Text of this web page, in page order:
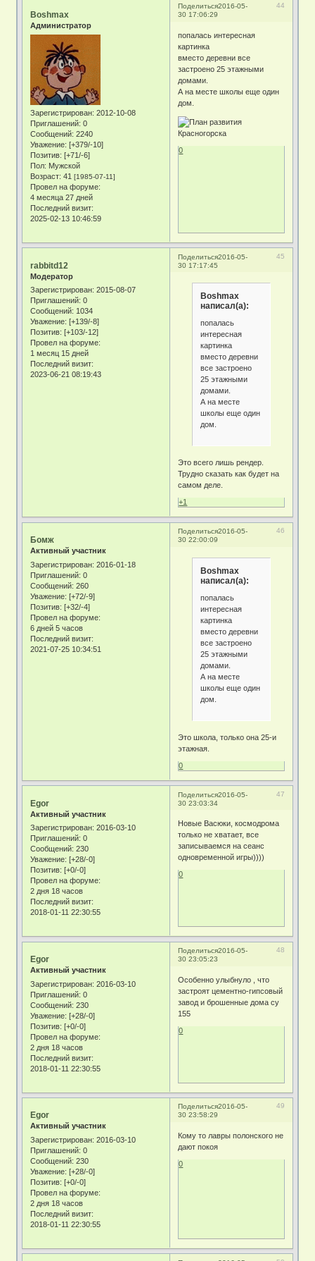
Поделиться 44
2016-05-
30 17:06:29
Boshmax
Администратор
Зарегистрирован: 2012-10-08
Приглашений: 0
Сообщений: 2240
Уважение: [+379/-10]
Позитив: [+71/-6]
Пол: Мужской
Возраст: 41[1985-07-11]
Провел на форуме:
4 месяца 27 дней
Последний визит:
2025-02-13 10:46:59
попалась интересная
картинка
вместо деревни все
застроено 25 этажными
домами.
А на месте школы еще один
дом.
0
Поделиться 45
2016-05-
30 17:17:45
rabbitd12
Модератор
Зарегистрирован: 2015-08-07
Приглашений: 0
Сообщений: 1034
Уважение: [+139/-8]
Позитив: [+103/-12]
Провел на форуме:
1 месяц 15 дней
Последний визит:
2023-06-21 08:19:43
Boshmax
написал(а):
попалась
интересная
картинка
вместо деревни
все застроено
25 этажными
домами.
А на месте
школы еще один
дом.
Это всего лишь рендер.
Трудно сказать как будет на
самом деле.
+1
Поделиться 46
2016-05-
30 22:00:09
Бомж
Активный участник
Зарегистрирован: 2016-01-18
Приглашений: 0
Сообщений: 260
Уважение: [+72/-9]
Позитив: [+32/-4]
Провел на форуме:
6 дней 5 часов
Последний визит:
2021-07-25 10:34:51
Boshmax
написал(а):
попалась
интересная
картинка
вместо деревни
все застроено
25 этажными
домами.
А на месте
школы еще один
дом.
Это школа, только она 25-и
этажная.
0
Поделиться 47
2016-05-
30 23:03:34
Egor
Активный участник
Зарегистрирован: 2016-03-10
Приглашений: 0
Сообщений: 230
Уважение: [+28/-0]
Позитив: [+0/-0]
Провел на форуме:
2 дня 18 часов
Последний визит:
2018-01-11 22:30:55
Новые Васюки, космодрома
только не хватает, все
записываемся на сеанс
одновременной игры))))
0
Поделиться 48
2016-05-
30 23:05:23
Egor
Активный участник
Зарегистрирован: 2016-03-10
Приглашений: 0
Сообщений: 230
Уважение: [+28/-0]
Позитив: [+0/-0]
Провел на форуме:
2 дня 18 часов
Последний визит:
2018-01-11 22:30:55
Особенно улыбнуло , что
застроят цементно-гипсовый
завод и брошенные дома су
155
0
Поделиться 49
2016-05-
30 23:58:29
Egor
Активный участник
Зарегистрирован: 2016-03-10
Приглашений: 0
Сообщений: 230
Уважение: [+28/-0]
Позитив: [+0/-0]
Провел на форуме:
2 дня 18 часов
Последний визит:
2018-01-11 22:30:55
Кому то лавры полонского не
дают покоя
0